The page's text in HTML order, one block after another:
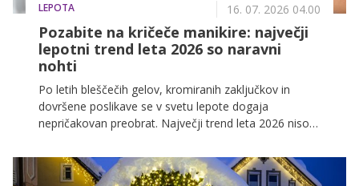
LEPOTA 16. 07. 2026 04.00
Pozabite na kričeče manikire: največji
lepotni trend leta 2026 so naravni
nohti
Po letih bleščečih gelov, kromiranih zaključkov in
dovršene poslikave se v svetu lepote dogaja
nepričakovan preobrat. Največji trend leta 2026 niso
nohti, z nežnim nude lakom, prosojnim sijajem ali
celo brez laka.